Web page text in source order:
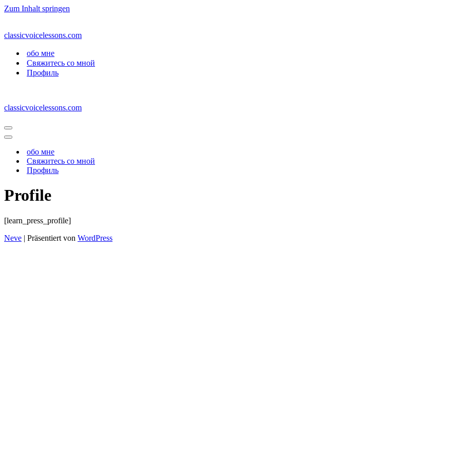
Zum Inhalt springen
classicvoicelessons.com
обо мне
Свяжитесь со мной
Профиль
classicvoicelessons.com
Navigations-
Menü
Navigations-
обо мне
Свяжитесь со мной
Профиль
Profile
[learn_press_profile]
Neve | Präsentiert von WordPress